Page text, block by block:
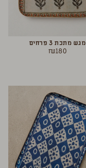
מגש מתכת 3 פרחים
₪180